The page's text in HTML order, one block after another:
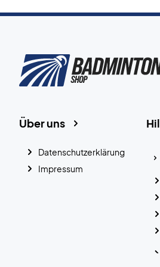
Über uns
Datenschutzerklärung
Impressum